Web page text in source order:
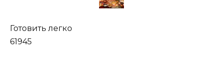
Готовить легко
61945